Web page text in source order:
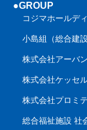
●GROUP
コジマホールデ
小島組（総合建設
株式会社アーバ
株式会社ケッセ
株式会社プロミ
総合福祉施設 社